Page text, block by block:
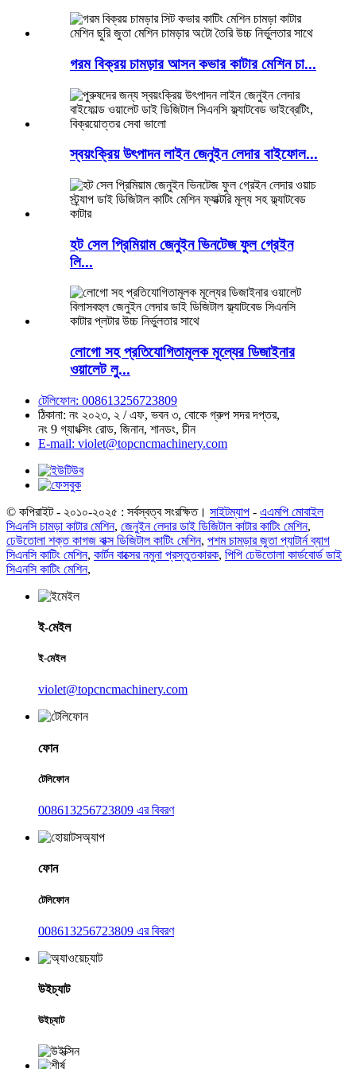
গরম বিক্রয় চামড়ার আসন কভার কাটার মেশিন চা...
স্বয়ংক্রিয় উৎপাদন লাইন জেনুইন লেদার বাইফোল...
হট সেল প্রিমিয়াম জেনুইন ভিনটেজ ফুল গ্রেইন
লি...
লোগো সহ প্রতিযোগিতামূলক মূল্যের ডিজাইনার
ওয়ালেট লু...
টেলিফোন: 008613256723809
ঠিকানা: নং ২০২৩, ২ / এফ, ভবন ৩, বোকে গ্রুপ সদর দপ্তর,
নং 9 গ্যাংক্সিং রোড, জিনান, শানডং, চীন
E-mail: violet@topcncmachinery.com
© কপিরাইট - ২০১০-২০২৫ : সর্বস্বত্ব সংরক্ষিত। সাইটম্যাপ - এএমপি মোবাইল
সিএনসি চামড়া কাটার মেশিন, জেনুইন লেদার ডাই ডিজিটাল কাটার কাটিং মেশিন,
ঢেউতোলা শক্ত কাগজ বাক্স ডিজিটাল কাটিং মেশিন, পশম চামড়ার জুতা প্যাটার্ন ব্যাগ
সিএনসি কাটিং মেশিন, কার্টন বাক্সের নমুনা প্রস্তুতকারক, পিপি ঢেউতোলা কার্ডবোর্ড ডাই
সিএনসি কাটিং মেশিন,
ই-মেইল
ই-মেইল
violet@topcncmachinery.com
ফোন
টেলিফোন
008613256723809 এর বিবরণ
ফোন
টেলিফোন
008613256723809 এর বিবরণ
উইচ্যাট
উইচ্যাট